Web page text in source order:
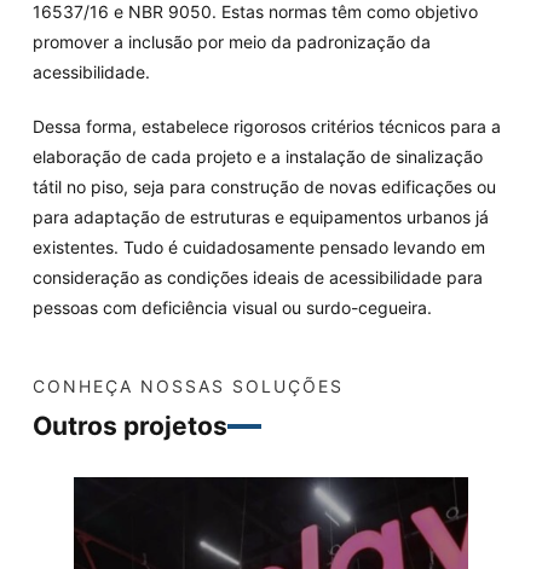
16537/16 e NBR 9050. Estas normas têm como objetivo
promover a inclusão por meio da padronização da
acessibilidade.
Dessa forma, estabelece rigorosos critérios técnicos para a
elaboração de cada projeto e a instalação de sinalização
tátil no piso, seja para construção de novas edificações ou
para adaptação de estruturas e equipamentos urbanos já
existentes. Tudo é cuidadosamente pensado levando em
consideração as condições ideais de acessibilidade para
pessoas com deficiência visual ou surdo-cegueira.
CONHEÇA NOSSAS SOLUÇÕES
Outros projetos